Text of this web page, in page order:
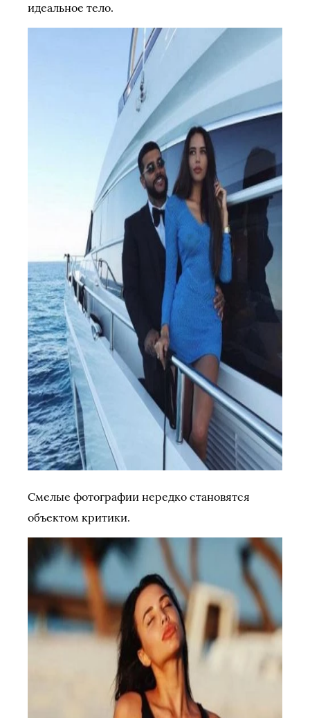
идеальное тело.
Смелые фотографии нередко становятся
объектом критики.